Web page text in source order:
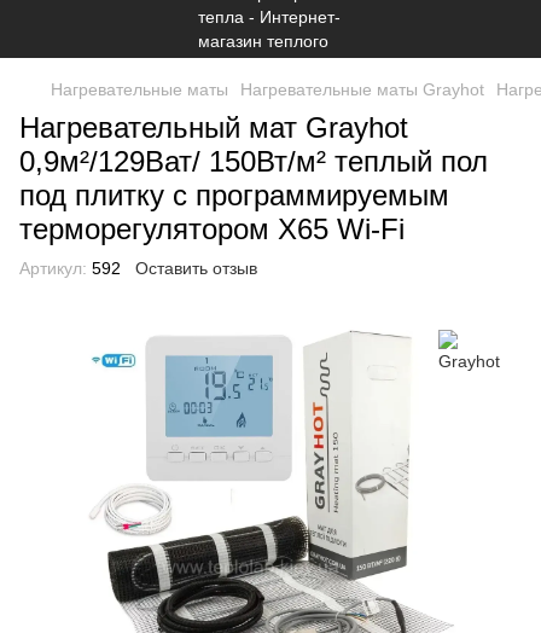
Нагревательные маты Нагревательные маты Grayhot
Нагревательный мат Grayhot
0,9м²/129Ват/ 150Вт/м² теплый пол
под плитку c программируемым
терморегулятором Х65 Wi-Fi
Артикул: 592 Оставить отзыв